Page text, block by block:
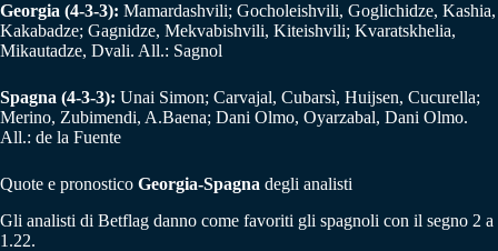
Georgia (4-3-3): Mamardashvili; Gocholeishvili, Goglichidze, Kashia,
Kakabadze; Gagnidze, Mekvabishvili, Kiteishvili; Kvaratskhelia,
Mikautadze, Dvali. All.: Sagnol
Spagna (4-3-3): Unai Simon; Carvajal, Cubarsì, Huijsen, Cucurella;
Merino, Zubimendi, A.Baena; Dani Olmo, Oyarzabal, Dani Olmo.
All.: de la Fuente
Quote e pronostico Georgia-Spagna degli analisti
Gli analisti di Betflag danno come favoriti gli spagnoli con il segno 2 a
1.22.